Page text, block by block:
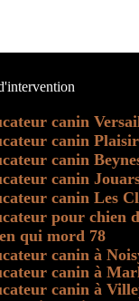
canin
canin
canin
canin
canin Les
pour chien
qui mord 78
canin à
canin à
canin à